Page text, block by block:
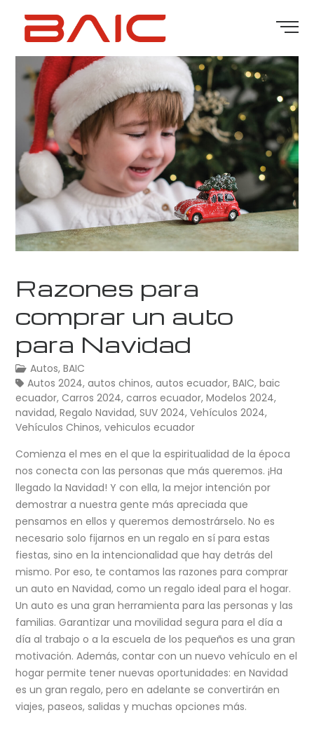
Razones para
comprar un auto
para Navidad
Autos,BAIC
Autos 2024,autos chinos,autos ecuador,BAIC,baic
ecuador,Carros 2024,carros ecuador,Modelos 2024,
navidad,Regalo Navidad,SUV 2024,Vehículos 2024,
Vehículos Chinos,vehiculos ecuador
Comienza el mes en el que la espiritualidad de la época
nos conecta con las personas que más queremos. ¡Ha
llegado la Navidad! Y con ella, la mejor intención por
demostrar a nuestra gente más apreciada que
pensamos en ellos y queremos demostrárselo. No es
necesario solo fijarnos en un regalo en sí para estas
fiestas, sino en la intencionalidad que hay detrás del
mismo. Por eso, te contamos las razones para comprar
un auto en Navidad, como un regalo ideal para el hogar.
Un auto es una gran herramienta para las personas y las
familias. Garantizar una movilidad segura para el día a
día al trabajo o a la escuela de los pequeños es una gran
motivación. Además, contar con un nuevo vehículo en el
hogar permite tener nuevas oportunidades: en Navidad
es un gran regalo, pero en adelante se convertirán en
viajes, paseos, salidas y muchas opciones más.